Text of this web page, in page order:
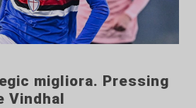
migliora. Pressing
Vindhal